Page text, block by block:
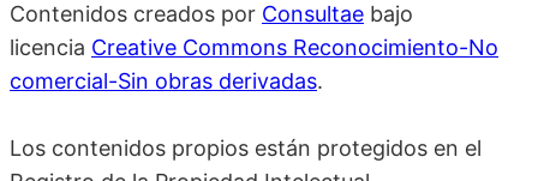
Contenidos creados por Consultae bajo
licencia Creative Commons Reconocimiento-No
comercial-Sin obras derivadas.
Los contenidos propios están protegidos en el